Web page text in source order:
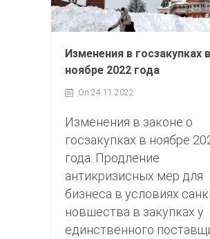
Изменения в госзакупках в
ноябре 2022 года
On 24.11.2022
Изменения в законе о
госзакупках в ноябре
года. Продление
антикризисных мер для
бизнеса в условиях
новшества в закупках у
единственного